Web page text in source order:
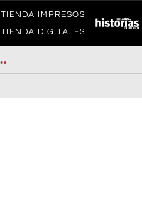
TIENDA IMPRESOS
TIENDA DIGITALES